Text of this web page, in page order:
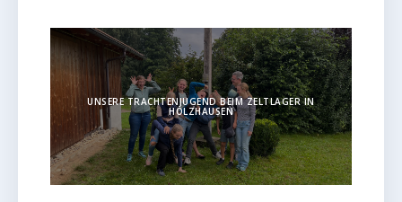
UNSERE TRACHTENJUGEND BEIM ZELTLAGER IN
HOLZHAUSEN